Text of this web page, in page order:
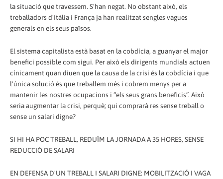
la situació que travessem. S'han negat. No obstant això, els
treballadors d'Itàlia i França ja han realitzat sengles vagues
generals en els seus països.
El sistema capitalista està basat en la cobdícia, a guanyar el major
benefici possible com sigui. Per això els dirigents mundials actuen
cínicament quan diuen que la causa de la crisi és la cobdícia i que
l'única solució és que treballem més i cobrem menys per a
mantenir les nostres ocupacions i “els seus grans beneficis”. Això
seria augmentar la crisi, perquè; qui comprarà res sense treball o
sense un salari digne?
SI HI HA POC TREBALL, REDUÏM LA JORNADA A 35 HORES, SENSE
REDUCCIÓ DE SALARI
EN DEFENSA D'UN TREBALL I SALARI DIGNE: MOBILITZACIÓ I VAGA